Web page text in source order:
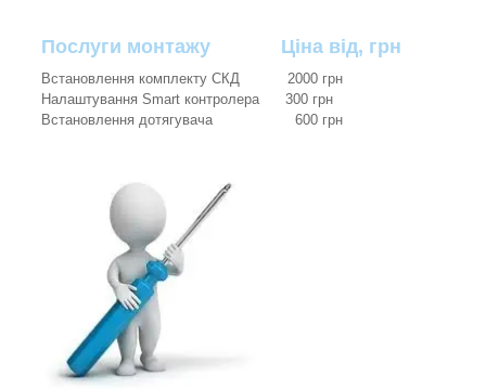
Послуги монтажу Ціна від, грн
Встановлення комплекту СКД 2000 грн
Налаштування Smart контролера 300 грн
Встановлення дотягувача 600 грн